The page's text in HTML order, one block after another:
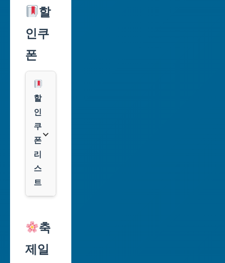
울
특
별
부
산
광
역
시
대
인
광
할
인쿠
폰
할
인
쿠
폰
리
스
트
리
익
스
축
제일